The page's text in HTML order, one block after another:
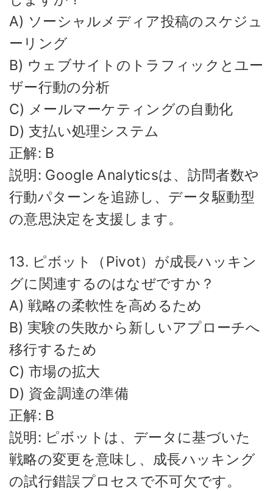
A) ソーシャルメディア投稿のスケジュ
ーリング
B) ウェブサイトのトラフィックとユー
ザー行動の分析
C) メールマーケティングの自動化
D) 支払い処理システム
正解: B
説明: Google Analyticsは、訪問者数や
行動パターンを追跡し、データ駆動型
の意思決定を支援します。
13. ピボット（Pivot）が成長ハッキン
グに関連するのはなぜですか？
A) 戦略の柔軟性を高めるため
B) 実験の失敗から新しいアプローチへ
移行するため
C) 市場の拡大
D) 資金調達の準備
正解: B
説明: ピボットは、データに基づいた
戦略の変更を意味し、成長ハッキング
の試行錯誤プロセスで不可欠です。